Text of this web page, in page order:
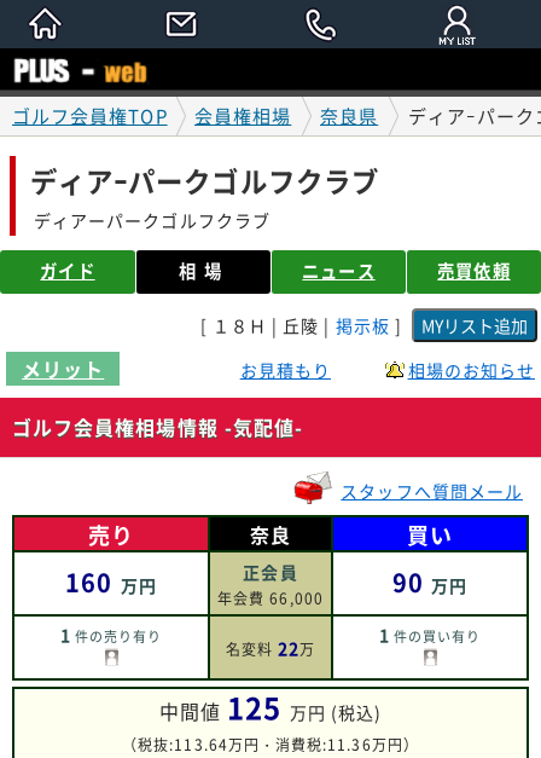
ゴルフ会員権TOP 会員権相場 奈良県 ディアｰパー
ディアｰパークゴルフクラブ
ディアーパークゴルフクラブ
ガイド 相場 ニュース 売買依頼
[ １８Ｈ | 丘陵 | 掲示板 ]
メリット お見積もり 相場のお知らせ
ゴルフ会員権相場情報 -気配値-
スタッフへ質問メール
売り
160 万円
1 件の売り有り
奈良
正会員
年会費 66,000
名変料22万
買い
90万円
1 件の買い有り
中間値 125 万円 (税込)
（税抜:113.64万円・消費税:11.36万円）